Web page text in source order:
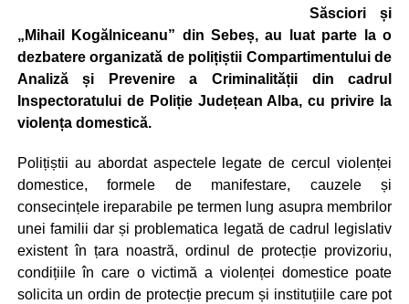
Săsciori și
„Mihail Kogălniceanu” din Sebeș, au luat parte la o
dezbatere organizată de polițiștii Compartimentului de
Analiză și Prevenire a Criminalității din cadrul
Inspectoratului de Poliție Județean Alba, cu privire la
violența domestică.
Polițiștii au abordat aspectele legate de cercul violenței
domestice, formele de manifestare, cauzele și
consecințele ireparabile pe termen lung asupra membrilor
unei familii dar și problematica legată de cadrul legislativ
existent în țara noastră, ordinul de protecție provizoriu,
condițiile în care o victimă a violenței domestice poate
solicita un ordin de protecție precum și instituțiile care pot